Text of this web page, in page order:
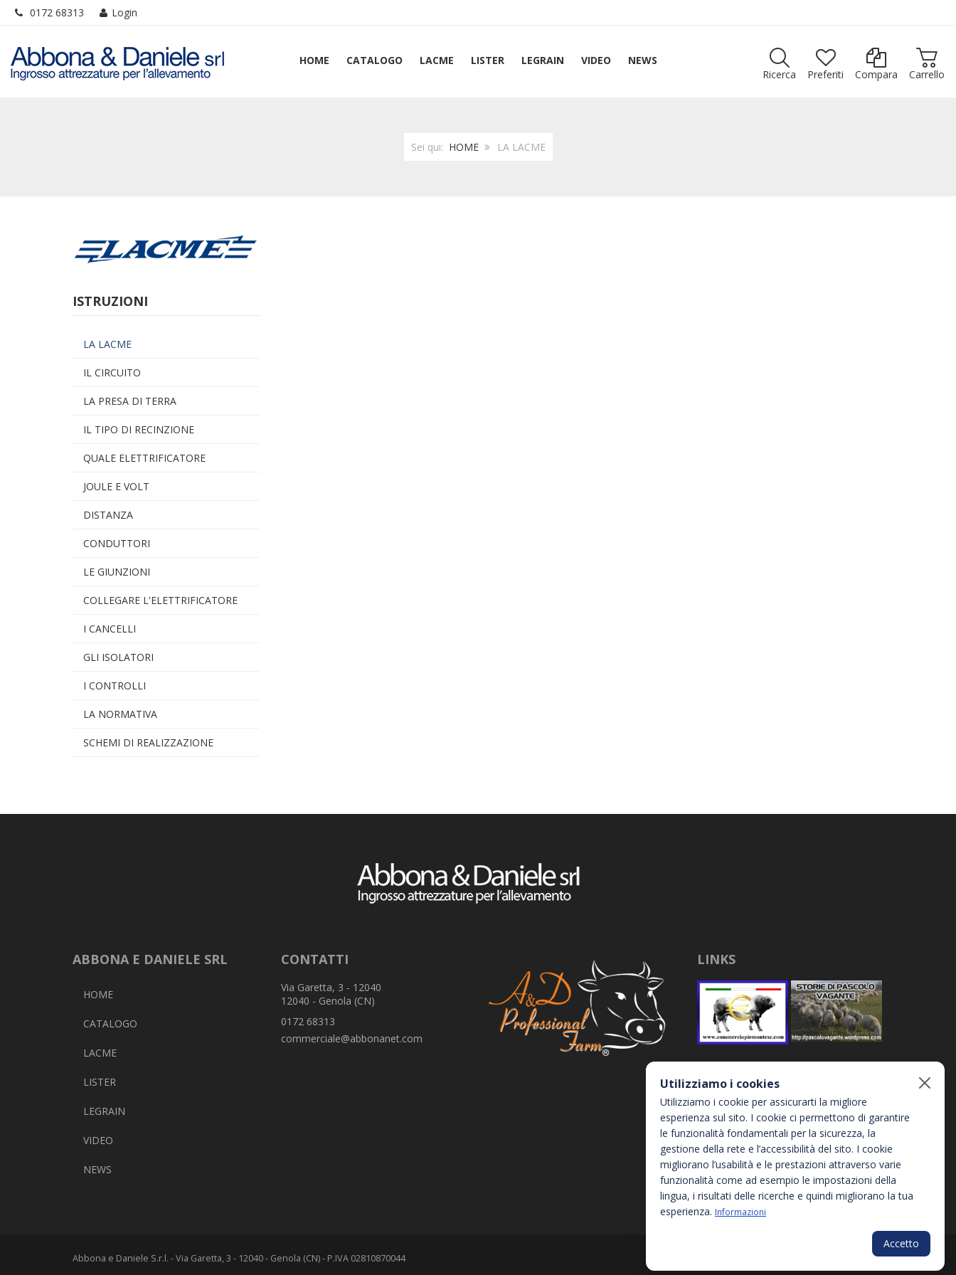
0172 68313 Login
HOME CATALOGO LACME LISTER LEGRAIN VIDEO
NEWS
Ricerca
Preferiti Compara Carrello
Sei qui: HOME LA LACME
ISTRUZIONI
LA LACME
IL CIRCUITO
LA PRESA DI TERRA
IL TIPO DI RECINZIONE
QUALE ELETTRIFICATORE
JOULE E VOLT
DISTANZA
CONDUTTORI
LE GIUNZIONI
COLLEGARE L'ELETTRIFICATORE
I CANCELLI
GLI ISOLATORI
I CONTROLLI
LA NORMATIVA
SCHEMI DI REALIZZAZIONE
ABBONA E DANIELE SRL
HOME
CATALOGO
LACME
LISTER
LEGRAIN
VIDEO
NEWS
CONTATTI
Via Garetta, 3 - 12040
12040 - Genola (CN)
0172 68313
commerciale@abbonanet.com
LINKS
Abbona e Daniele S.r.l. - Via Garetta, 3 - 12040 - Genola (CN) - P.IVA 02810870044 Accessibilità
Utilizziamo i cookies
Utilizziamo i cookie per assicurarti la migliore
esperienza sul sito. I cookie ci permettono di garantire
le funzionalità fondamentali per la sicurezza, la
gestione della rete e l’accessibilità del sito. I cookie
migliorano l’usabilità e le prestazioni attraverso varie
funzionalità come ad esempio le impostazioni della
lingua, i risultati delle ricerche e quindi migliorano la tua
esperienza. Informazioni
Accetto